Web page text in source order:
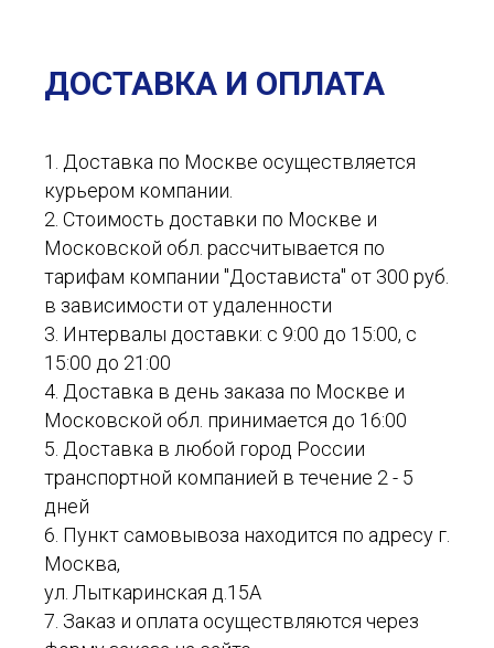
ДОСТАВКА И ОПЛАТА
1. Доставка по Москве осуществляется
курьером компании.
2. Стоимость доставки по Москве и
Московской обл. рассчитывается по
тарифам компании "Достависта" от 300 руб.
в зависимости от удаленности
3. Интервалы доставки: с 9:00 до 15:00, с
15:00 до 21:00
4. Доставка в день заказа по Москве и
Московской обл. принимается до 16:00
5. Доставка в любой город России
транспортной компанией в течение 2 - 5
дней
6. Пункт самовывоза находится по адресу г.
Москва,
ул. Лыткаринская д.15А
7. Заказ и оплата осуществляются через